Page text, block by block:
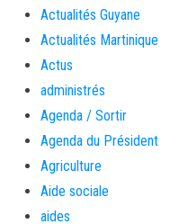
Actualités Guyane
Actualités Martinique
Actus
administrés
Agenda / Sortir
Agenda du Président
Agriculture
Aide sociale
aides